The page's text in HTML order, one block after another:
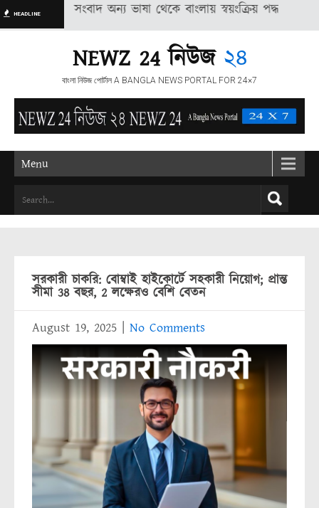
HEADLINE
বেশ কিছু সংবাদ অন্য ভাষা থেকে বাংলায় স্বয়ংক্রিয় পদ্ধতির
NEWZ 24 নিউজ ২৪
বাংলা নিউজ পোর্টাল A BANGLA NEWS PORTAL FOR 24×7
Menu
সরকারী চাকরি: বোম্বাই হাইকোর্টে সহকারী নিয়োগ; প্রান্ত
সীমা 38 বছর, 2 লক্ষেরও বেশি বেতন
August 19, 2025
No Comments